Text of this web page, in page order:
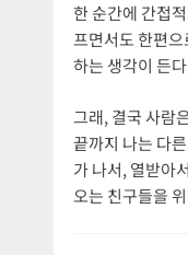
한 순간에 간접
프면서도 한편
하는 생각이 든
그래, 결국 사람
끝까지 나는 다
가 나서, 열받아
오는 친구들을